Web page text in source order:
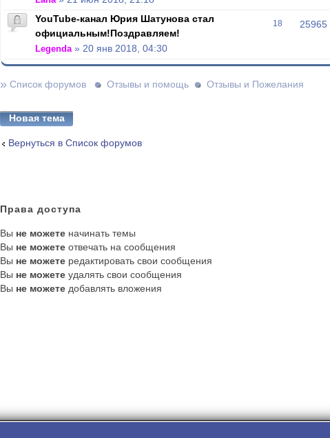
YouTube-канал Юрия Шатунова стал
официальным!Поздравляем!
Legenda» 20 янв 2018, 04:30
18 25965
» Список форумов Отзывы и помощь Отзывы и Пожелания
Новая тема
Вернуться в Список форумов
Права доступа
Вы не можете начинать темы
Вы не можете отвечать на сообщения
Вы не можете редактировать свои сообщения
Вы не можете удалять свои сообщения
Вы не можете добавлять вложения